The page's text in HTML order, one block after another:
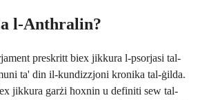
l-Anthralin?
preskritt biex jikkura l-psorjasi tal-
ta' din il-kundizzjoni kronika tal-ġilda.
jikkura garżi ħoxnin u definiti sew tal-